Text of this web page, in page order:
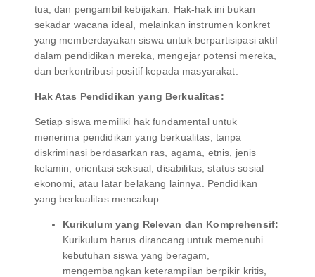
tua, dan pengambil kebijakan. Hak-hak ini bukan
sekadar wacana ideal, melainkan instrumen konkret
yang memberdayakan siswa untuk berpartisipasi aktif
dalam pendidikan mereka, mengejar potensi mereka,
dan berkontribusi positif kepada masyarakat.
Hak Atas Pendidikan yang Berkualitas:
Setiap siswa memiliki hak fundamental untuk
menerima pendidikan yang berkualitas, tanpa
diskriminasi berdasarkan ras, agama, etnis, jenis
kelamin, orientasi seksual, disabilitas, status sosial
ekonomi, atau latar belakang lainnya. Pendidikan
yang berkualitas mencakup:
Kurikulum yang Relevan dan Komprehensif:
Kurikulum harus dirancang untuk memenuhi
kebutuhan siswa yang beragam,
mengembangkan keterampilan berpikir kritis,